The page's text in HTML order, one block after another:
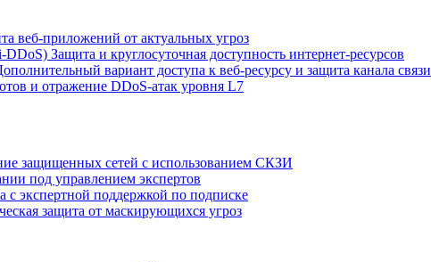
веб-приложений от актуальных угроз
Защита и круглосуточная доступность интернет-ресурсов
вариант доступа к веб‑ресурсу и защита канала связи
и отражение DDoS‑атак уровня L7
защищенных сетей с использованием СКЗИ
под управлением экспертов
с экспертной поддержкой по подписке
защита от маскирующихся угроз